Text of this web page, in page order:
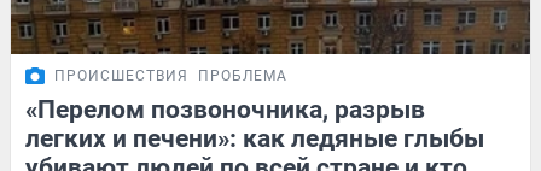
ПРОИСШЕСТВИЯ ПРОБЛЕМА
«Перелом позвоночника, разрыв
легких и печени»: как ледяные глыбы